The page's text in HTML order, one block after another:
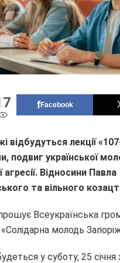
Facebook
відбудуться лекції
подвиг української
агресії. Відносини Павла
та вільного
Всеукраїнська
«Солідарна молодь
у суботу, 25